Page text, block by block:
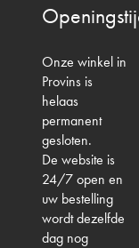
Onze winkel in
Provins is
helaas
permanent
gesloten.
De website is
24/7 open en
uw bestelling
wordt dezelfde
dag nog